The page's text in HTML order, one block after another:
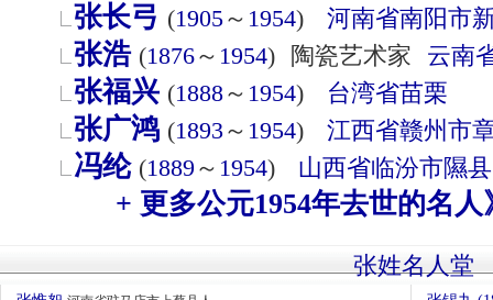
张长弓 (1905～ 1954) 河南省南阳市
张浩 (1876～ 1954) 陶瓷艺术家 云南
张福兴 (1888～ 1954) 台湾省苗栗
张广鸿 (1893 ～ 1954) 江西省赣州市
冯纶 (1889 ～ 1954) 山西省临汾市隰县
+ 更多公元1954年去世的名人
张姓名人堂